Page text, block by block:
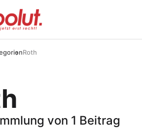
Roth
von 1 Beitrag